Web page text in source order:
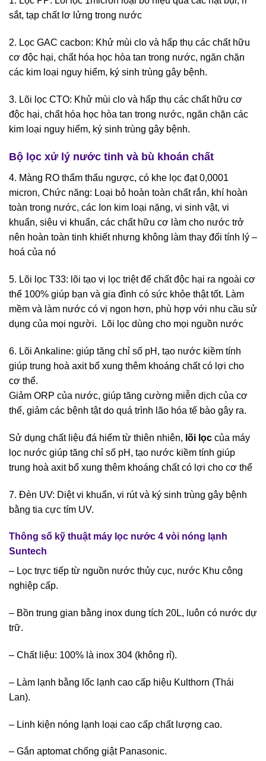
sắt, tạp chất lơ lửng trong nước
2. Lọc GAC cacbon: Khử mùi clo và hấp thụ các chất hữu
cơ độc hại, chất hóa học hòa tan trong nước, ngăn chặn
các kim loại nguy hiểm, ký sinh trùng gây bệnh.
3. Lõi lọc CTO: Khử mùi clo và hấp thụ các chất hữu cơ
độc hại, chất hóa học hòa tan trong nước, ngăn chặn các
kim loại nguy hiểm, ký sinh trùng gây bệnh.
Bộ lọc xử lý nước tinh và bù khoán chất
4. Màng RO thẩm thấu ngược, có khe lọc đạt 0,0001
micron, Chức năng: Loại bỏ hoàn toàn chất rắn, khí hoàn
toàn trong nước, các Ion kim loại nặng, vi sinh vật, vi
khuẩn, siêu vi khuẩn, các chất hữu cơ làm cho nước trở
nên hoàn toàn tinh khiết nhưng không làm thay đổi tính lý –
hoá của nó
5. Lõi lọc T33: lõi tạo vị lọc triệt để chất độc hại ra ngoài cơ
thể 100% giúp bạn và gia đình có sức khỏe thật tốt. Làm
mềm và làm nước có vị ngon hơn, phù hợp với nhu cầu sử
dụng của mọi người. Lõi lọc dùng cho mọi nguồn nước
6. Lõi Ankaline: giúp tăng chỉ số pH, tạo nước kiềm tính
giúp trung hoà axit bổ xung thêm khoáng chất có lợi cho
cơ thể.
Giảm ORP của nước, giúp tăng cường miễn dịch của cơ
thể, giảm các bệnh tật do quá trình lão hóa tế bào gây ra.
Sử dụng chất liệu đá hiếm từ thiên nhiên, lõi lọc của máy
lọc nước giúp tăng chỉ số pH, tạo nước kiềm tính giúp
trung hoà axit bổ xung thêm khoáng chất có lợi cho cơ thể
7. Đèn UV: Diệt vi khuẩn, vi rút và ký sinh trùng gây bệnh
bằng tia cực tím UV.
Thông số kỹ thuật máy lọc nước 4 vòi nóng lạnh
Suntech
– Lọc trực tiếp từ nguồn nước thủy cục, nước Khu công
nghiệp cấp.
– Bồn trung gian bằng inox dung tích 20L, luôn có nước dự
trữ.
– Chất liệu: 100% là inox 304 (không rỉ).
– Làm lạnh bằng lốc lạnh cao cấp hiệu Kulthorn (Thái
Lan).
– Linh kiện nóng lạnh loại cao cấp chất lượng cao.
– Gắn aptomat chống giật Panasonic.